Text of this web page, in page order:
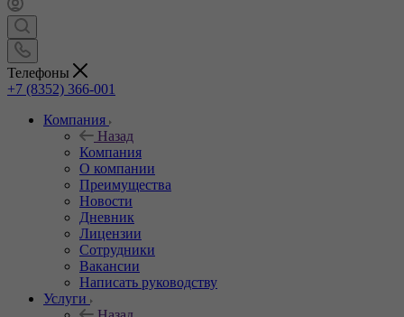
Телефоны
+7 (8352) 366-001
Компания
Назад
Компания
О компании
Преимущества
Новости
Дневник
Лицензии
Сотрудники
Вакансии
Написать руководству
Услуги